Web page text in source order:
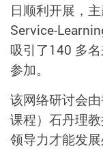
日顺利开展，
Service-
吸引了140 多
参加。
该网络研讨会
课程）石丹理
领导力才能发